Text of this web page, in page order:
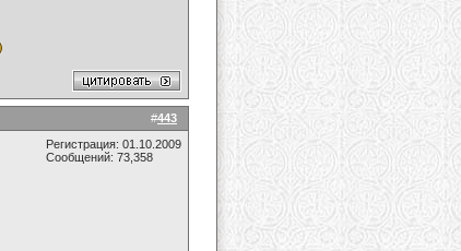
#443
Регистрация: 01.10.2009
Сообщений: 73,358